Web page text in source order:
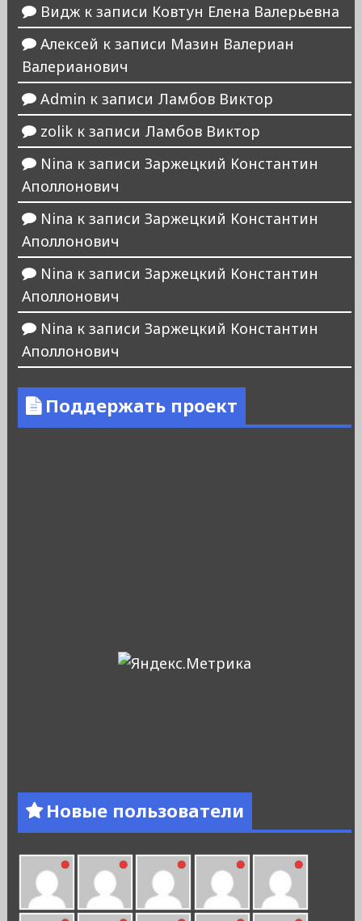
Виджк записи Ковтун Елена Валерьевна
Алексей к записи Мазин Валериан
Валерианович
Admin к записи Ламбов Виктор
zolikк записи Ламбов Виктор
Nina к записи Заржецкий Константин
Аполлонович
Nina к записи Заржецкий Константин
Аполлонович
Nina к записи Заржецкий Константин
Аполлонович
Nina к записи Заржецкий Константин
Аполлонович
Поддержать проект
Новые пользователи